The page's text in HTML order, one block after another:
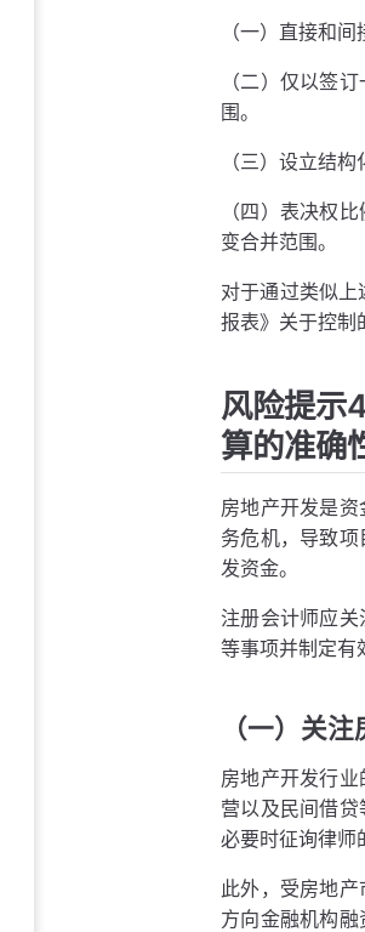
（一）直接和
（二）仅以签
围。
（三）设立结
（四）表决权
变合并范围。
对于通过类似
报表》关于控制
风险提示
算的准确
房地产开发是
务危机，导致
发资金。
注册会计师应
等事项并制定有
（一）关
房地产开发行
营以及民间借贷
必要时征询律师
此外，受房地
方向金融机构